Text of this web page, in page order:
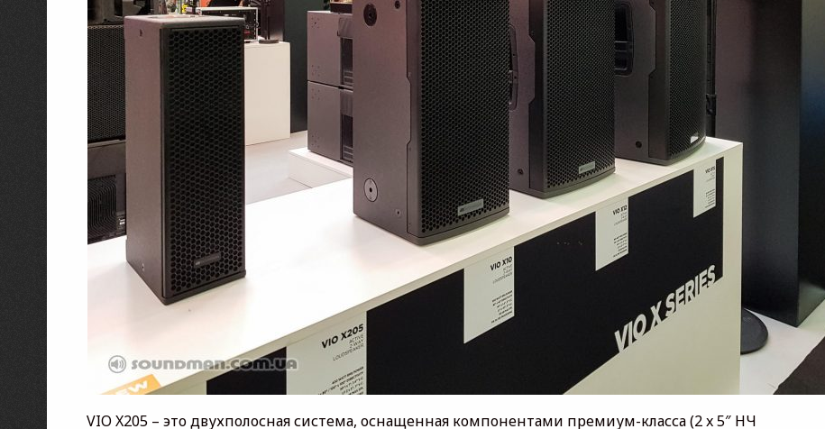
VIO X205 – это двухполосная система, оснащенная компонентами премиум-класса (2 x 5″ НЧ